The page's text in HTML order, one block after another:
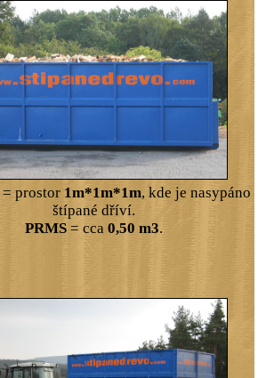
= prostor 1m*1m*1m, kde je nasypáno
štípané dříví.
PRMS= cca 0,50 m3.